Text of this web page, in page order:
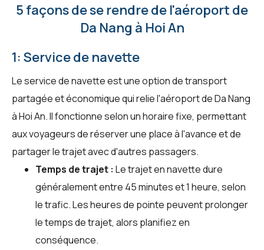
5 façons de se rendre de l'aéroport de
Da Nang à Hoi An
1: Service de navette
Le service de navette est une option de transport
partagée et économique qui relie l'aéroport de Da Nang
à Hoi An. Il fonctionne selon un horaire fixe, permettant
aux voyageurs de réserver une place à l'avance et de
partager le trajet avec d'autres passagers.
Temps de trajet : Le trajet en navette dure
généralement entre 45 minutes et 1 heure, selon
le trafic. Les heures de pointe peuvent prolonger
le temps de trajet, alors planifiez en
conséquence.